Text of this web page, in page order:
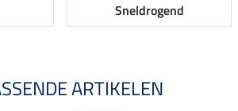
Sneldrogend
ARTIKELEN